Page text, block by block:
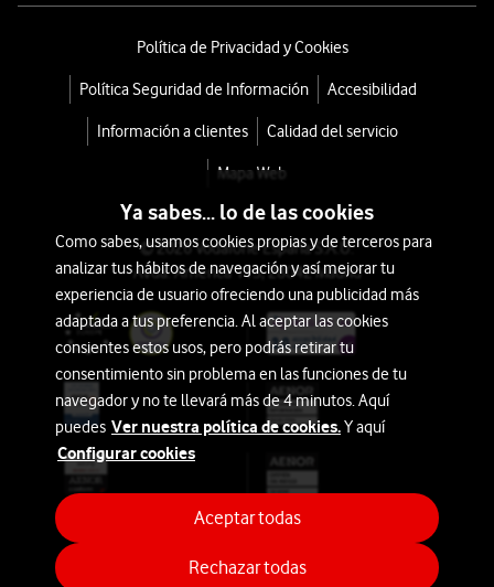
Política de Privacidad y Cookies
Política Seguridad de Información Accesibilidad
Información a clientes Calidad del servicio
Mapa Web
© 2026 Vodafone España S.A.U.
Avda. América 115, 28042 Madrid
Ya sabes... lo de las cookies
Como sabes, usamos cookies propias y de terceros para
analizar tus hábitos de navegación y así mejorar tu
experiencia de usuario ofreciendo una publicidad más
adaptada a tus preferencia. Al aceptar las cookies
consientes estos usos, pero podrás retirar tu
consentimiento sin problema en las funciones de tu
navegador y no te llevará más de 4 minutos. Aquí
puedes Ver nuestra política de cookies.Y aquí
Configurar cookies
Rechazar todas
Aceptar todas